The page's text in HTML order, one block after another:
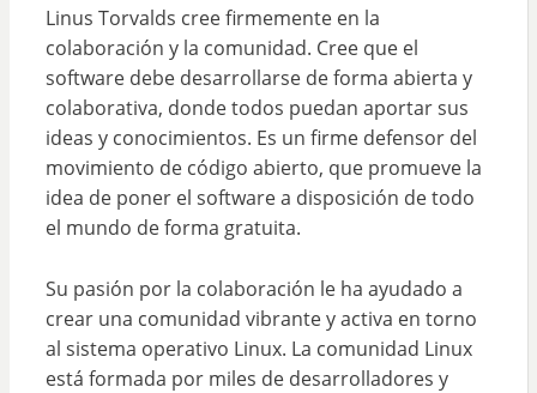
Linus Torvalds cree firmemente en la
colaboración y la comunidad. Cree que el
software debe desarrollarse de forma abierta y
colaborativa, donde todos puedan aportar sus
ideas y conocimientos. Es un firme defensor del
movimiento de código abierto, que promueve la
idea de poner el software a disposición de todo
el mundo de forma gratuita.
Su pasión por la colaboración le ha ayudado a
crear una comunidad vibrante y activa en torno
al sistema operativo Linux. La comunidad Linux
está formada por miles de desarrolladores y